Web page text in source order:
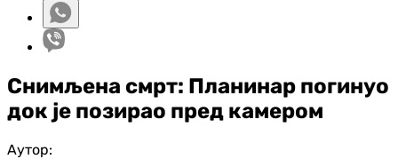
Снимљена смрт: Планинар погинуо
док је позирао пред камером
Аутор: